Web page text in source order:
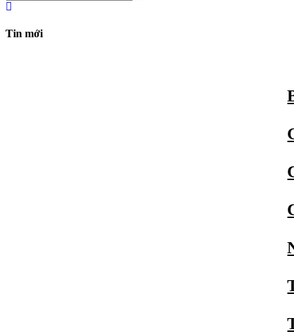
Tin mới